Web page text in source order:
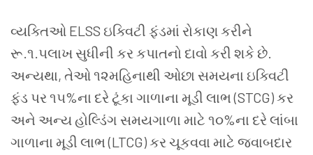
વ્યક્તિઓ ELSS ઇક્વિટી ફંડમાં રોકાણ કરીને
રૂ.૧.૫લાખ સુધીની કર કપાતનો દાવો કરી શકે છે.
અન્યથા, તેઓ ૧૨મહિનાથી ઓછા સમયના ઇક્વિટી
ફંડ પર ૧૫%ના દરે ટૂંકા ગાળાના મૂડી લાભ (STCG)કર
અને અન્ય હોલ્ડિંગ સમયગાળા માટે ૧૦%ના દરે લાંબા
ગાળાના મૂડી લાભ(LTCG)કર ચૂકવવા માટે જવાબદાર